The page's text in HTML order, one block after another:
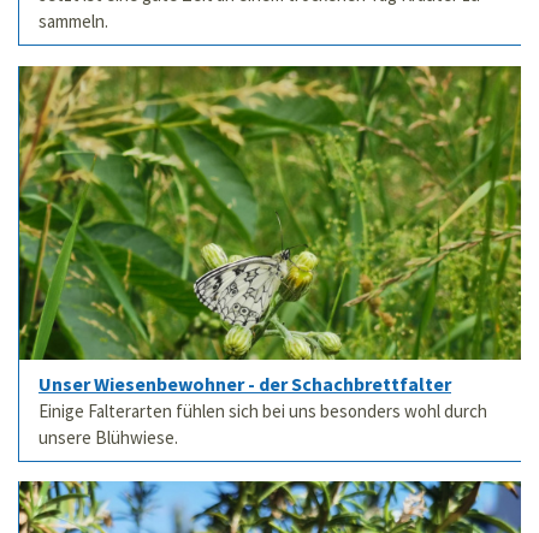
sammeln.
Unser Wiesenbewohner - der Schachbrettfalter
Einige Falterarten fühlen sich bei uns besonders wohl durch
unsere Blühwiese.